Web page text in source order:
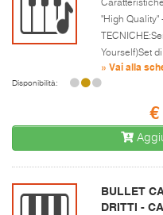
"High Quality"
Yourself)Set
» Vai alla
Disponibilità:
€
BULLET
DRITTI -